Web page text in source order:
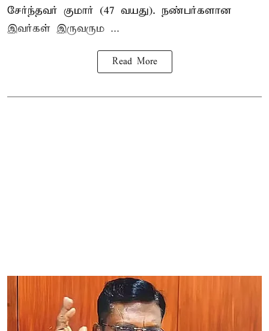
சேர்ந்தவர் குமார் (47 வயது). நண்பர்களான
இவர்கள் இருவரும ...
Read More